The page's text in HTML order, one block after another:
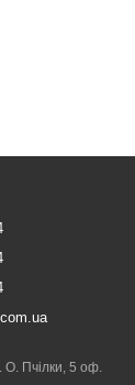
О. Пчілки, 5 оф.